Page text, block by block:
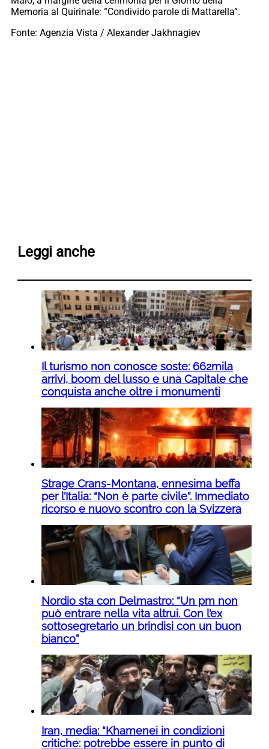
Memoria al Quirinale: “Condivido parole di Mattarella”.
Fonte: Agenzia Vista / Alexander Jakhnagiev
Leggi anche
Il turismo non conosce soste: 662mila
arrivi, boom del lusso e una Capitale che
conquista anche oltre i monumenti
Strage Crans-Montana, ennesima beffa
per l’Italia: “Non è parte civile”. Immediato
ricorso e nuovo scontro con la Svizzera
Nordio sta con Delmastro: “Un pm non
può entrare nella vita altrui. Con l’ex
sottosegretario un brindisi con un buon
bianco”
Iran, media: “Khamenei in condizioni
critiche: potrebbe essere in punto di